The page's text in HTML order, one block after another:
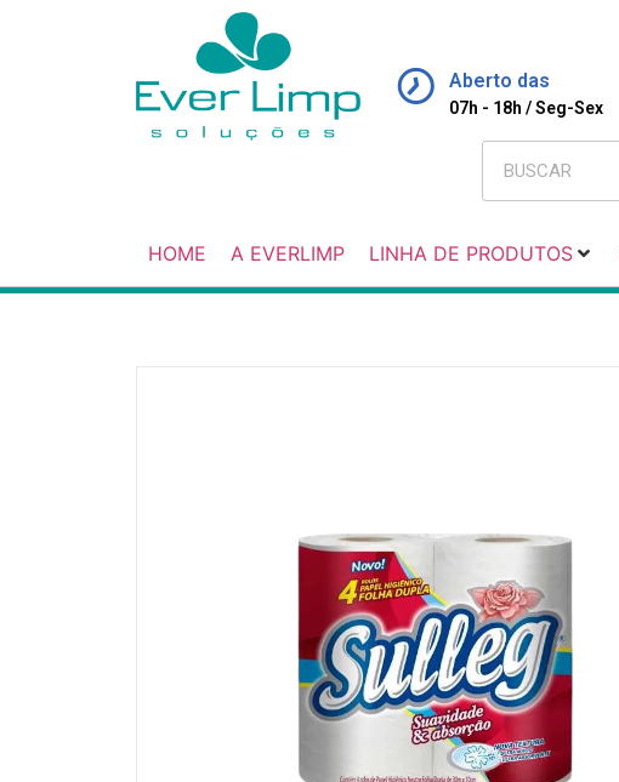
Aberto das
07h - 18h / Seg-Sex
HOME A EVERLIMP LINHA DE PRODUTOS